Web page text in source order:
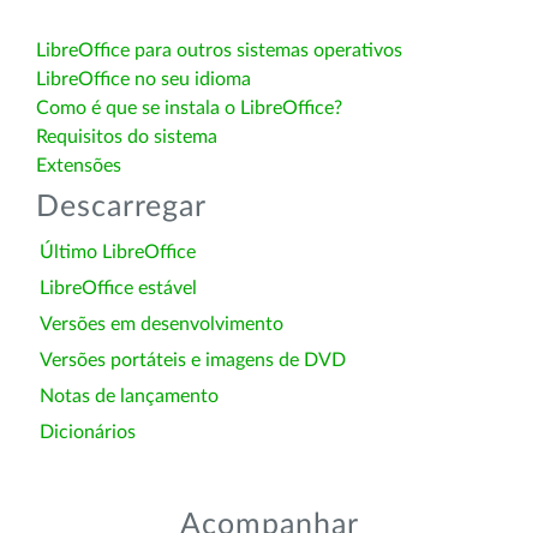
LibreOffice para outros sistemas operativos
LibreOffice no seu idioma
Como é que se instala o LibreOffice?
Requisitos do sistema
Extensões
Descarregar
Último LibreOffice
LibreOffice estável
Versões em desenvolvimento
Versões portáteis e imagens de DVD
Notas de lançamento
Dicionários
Acompanhar